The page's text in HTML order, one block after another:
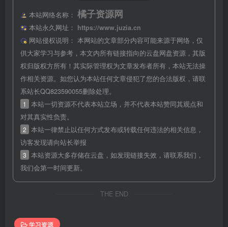
本站网络名称： 橘子资源网
本站永久网址：
https://www.juzia.cn
网站侵权说明： 本网站的文章部分内容可能来源于网络，仅
供大家学习与参考，本文内所有链接指向的云盘网盘资源，其版
权归版权方所有！其实际管理权为文章发布者所有，本站无法操
作相关资源。如您认为本站任何文章侵犯了您的合法版权，请联
系站长QQ823590055删除处理。
1
本站一切资源不代表本站立场，并不代表本站赞同其观点和
对其真实性负责。
2 本站一律禁止以任何方式发布或转载任何违法的相关信息，
访客发现请向站长举报
3 本站资源大多存储在云盘，如发现链接失效，请联系我们，
我们会第一时间更新。
THE END
学习资源